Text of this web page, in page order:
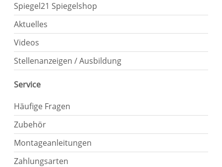
Spiegel21 Spiegelshop
Aktuelles
Videos
Stellenanzeigen / Ausbildung
Service
Häufige Fragen
Zubehör
Montageanleitungen
Zahlungsarten